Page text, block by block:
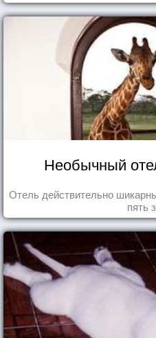
Необычный
Отель действительно
пять